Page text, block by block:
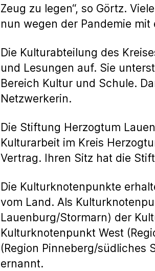
Zeug zu legen“, so Görtz.
nun wegen der Pandemie
Die Kulturabteilung des
und Lesungen auf. Sie
Bereich Kultur und Schule.
Netzwerkerin.
Die Stiftung Herzogtum
Kulturarbeit im Kreis
Vertrag. Ihren Sitz hat die
Die Kulturknotenpunkte
vom Land. Als
Lauenburg/Stormarn) der
Kulturknotenpunkt West
(Region Pinneberg/südliches
ernannt.